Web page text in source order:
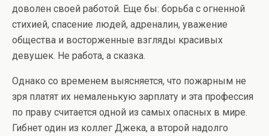
доволен своей работой. Еще бы: борьба с огненной
стихией, спасение людей, адреналин, уважение
общества и восторженные взгляды красивых
девушек. Не работа, а сказка.
Однако со временем выясняется, что пожарным не
зря платят их немаленькую зарплату и эта профессия
по праву считается одной из самых опасных в мире.
Гибнет один из коллег Джека, а второй надолго